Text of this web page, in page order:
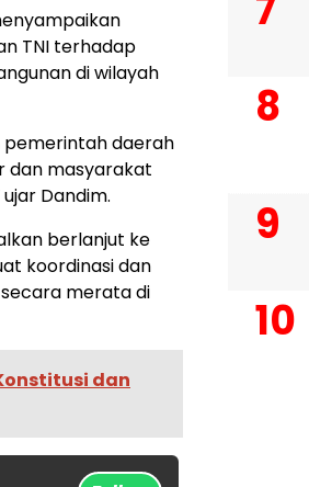
TNI terhadap
di wilayah
pemerintah daerah
dan masyarakat
Dandim.
berlanjut ke
koordinasi dan
merata di
dan